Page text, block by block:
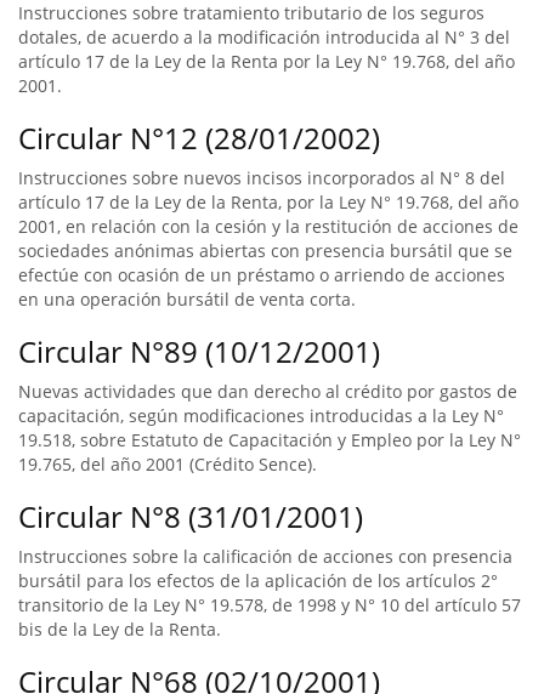
Instrucciones sobre tratamiento tributario de los seguros
dotales, de acuerdo a la modificación introducida al N° 3 del
artículo 17 de la Ley de la Renta por la Ley N° 19.768, del año
2001.
Circular N°12 (28/01/2002)
Instrucciones sobre nuevos incisos incorporados al N° 8 del
artículo 17 de la Ley de la Renta, por la Ley N° 19.768, del año
2001, en relación con la cesión y la restitución de acciones de
sociedades anónimas abiertas con presencia bursátil que se
efectúe con ocasión de un préstamo o arriendo de acciones
en una operación bursátil de venta corta.
Circular N°89 (10/12/2001)
Nuevas actividades que dan derecho al crédito por gastos de
capacitación, según modificaciones introducidas a la Ley N°
19.518, sobre Estatuto de Capacitación y Empleo por la Ley N°
19.765, del año 2001 (Crédito Sence).
Circular N°8 (31/01/2001)
Instrucciones sobre la calificación de acciones con presencia
bursátil para los efectos de la aplicación de los artículos 2°
transitorio de la Ley N° 19.578, de 1998 y N° 10 del artículo 57
bis de la Ley de la Renta.
Circular N°68 (02/10/2001)